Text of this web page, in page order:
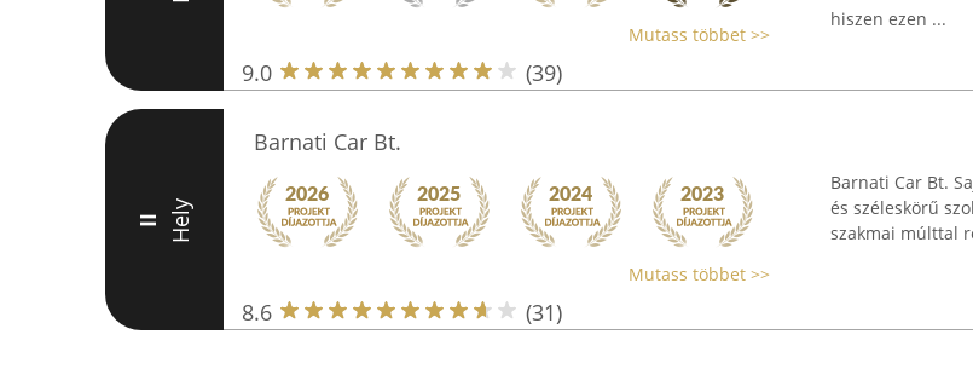
Mutass többet >>
9.0 (39)
hiszen ezen ...
II Hely
Barnati Car Bt.
Mutass többet >>
8.6 (31)
Barnati Car Bt.
és széleskörű
szakmai múlttal